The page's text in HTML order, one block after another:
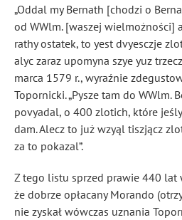
„Oddal my Bernath [chodzi o
od WWlm. [waszej wielmożności]
rathy ostatek, to yest dvyesczje
alyc zaraz upomyna szye yuz
marca 1579 r., wyraźnie
Topornicki. „Pysze tam do WWlm.
povyadal, o 400 zlotich, które
dam. Alecz to już wzyąl tiszjącz
za to pokazal”.
Z tego listu sprzed prawie 440 lat
że dobrze opłacany Morando
nie zyskał wówczas uznania